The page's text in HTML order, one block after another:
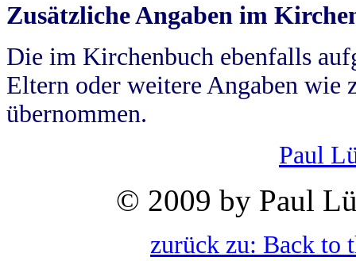
Zusätzliche Angaben im
Die im Kirchenbuch ebenfalls
Eltern oder weitere Angaben wie
übernommen.
Paul
© 2009 by Paul
zurück zu: Back to